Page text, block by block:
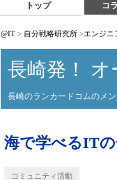
トップ コ
@IT > 自分戦略研究所 >エンジニ
長崎発！
長崎のランカードコムのメ
海で学べるITの
コミュニティ活動